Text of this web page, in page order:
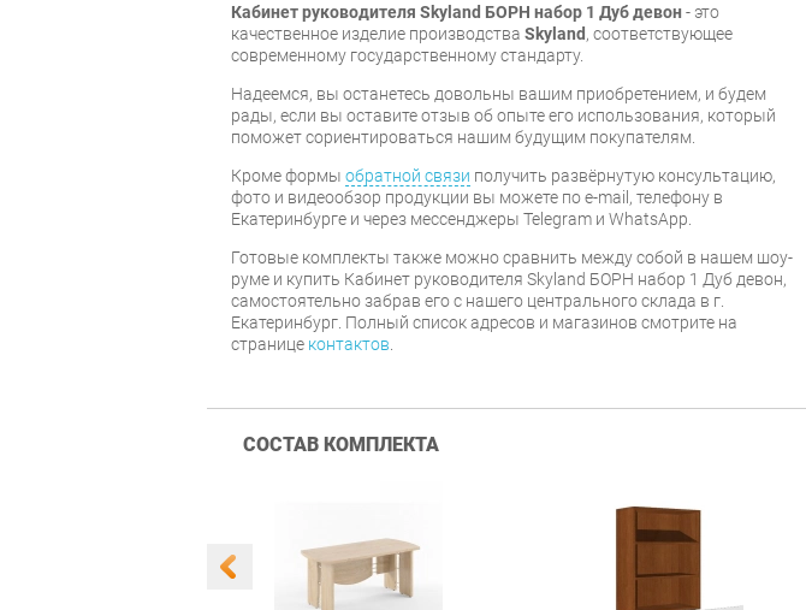
Кабинет руководителя Skyland БОРН набор 1 Дуб девон- это
качественное изделие производства Skyland, соответствующее
современному государственному стандарту.
Надеемся, вы останетесь довольны вашим приобретением, и будем
рады, если вы оставите отзыв об опыте его использования, который
поможет сориентироваться нашим будущим покупателям.
Кроме формы обратной связи получить развёрнутую консультацию,
фото и видеообзор продукции вы можете по e-mail, телефону в
Екатеринбурге и через мессенджеры Telegram и WhatsApp.
Готовые комплекты также можно сравнить между собой в нашем шоу-
руме и купить Кабинет руководителя Skyland БОРН набор 1 Дуб девон,
самостоятельно забрав его с нашего центрального склада в г.
Екатеринбург. Полный список адресов и магазинов смотрите на
странице контактов
СОСТАВ КОМПЛЕКТА